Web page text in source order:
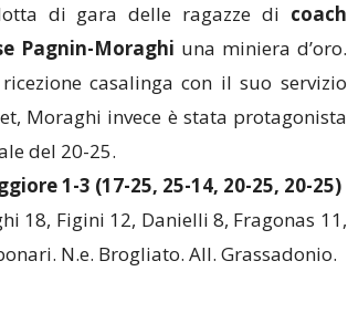
di gara delle ragazze di coach
Pagnin-Moraghi una miniera d’oro.
casalinga con il suo servizio
Moraghi invece è stata protagonista
del 20-25.
1-3 (17-25, 25-14, 20-25, 20-25)
18, Figini 12, Danielli 8, Fragonas 11,
N.e. Brogliato. All. Grassadonio.